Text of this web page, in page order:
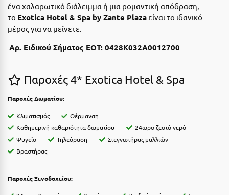
Ηράκλειο
Θεσσαλονίκη
Ι
Ιεράπετρα
Ιθάκη
Ίος
ένα χαλαρωτικό διάλειμμα ή μια ρομαντική απόδραση,
το Exotica Hotel & Spa by Zante Plazaείναι το ιδανικό
μέρος για να μείνετε.
Αρ. Ειδικού Σήματος ΕΟΤ: 0428Κ032Α0012700
Παροχές 4* Exotica Hotel & Spa
ΠαροχέςΔωματίου:
Κλιματισμός
Θέρμανση
Καθημερινή καθαριότητα δωματίου
24ωρο ζεστό νερό
Ψυγείο
Τηλεόραση
Στεγνωτήρας μαλλιών
Βραστήρας
Παροχές Ξενοδοχείου: